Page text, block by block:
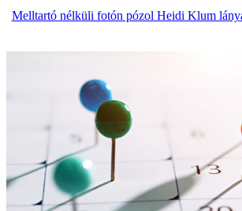
Melltartó nélküli fotón pózol Heidi Klum